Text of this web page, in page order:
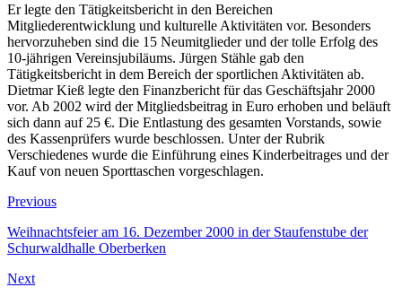
Er legte den Tätigkeitsbericht in den Bereichen
Mitgliederentwicklung und kulturelle Aktivitäten vor. Besonders
hervorzuheben sind die 15 Neumitglieder und der tolle Erfolg des
10-jährigen Vereinsjubiläums. Jürgen Stähle gab den
Tätigkeitsbericht in dem Bereich der sportlichen Aktivitäten ab.
Dietmar Kieß legte den Finanzbericht für das Geschäftsjahr 2000
vor. Ab 2002 wird der Mitgliedsbeitrag in Euro erhoben und beläuft
sich dann auf 25 €. Die Entlastung des gesamten Vorstands, sowie
des Kassenprüfers wurde beschlossen. Unter der Rubrik
Verschiedenes wurde die Einführung eines Kinderbeitrages und der
Kauf von neuen Sporttaschen vorgeschlagen.
Beitragsnavigation
PreviousPrevious
Weihnachtsfeier am 16. Dezember 2000 in der Staufenstube der
Schurwaldhalle Oberberken
NextNext